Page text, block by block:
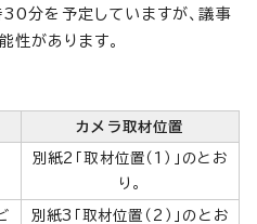
分を予定していますが、議事
性があります。
カメラ取材位置
別紙2「取材位置（1）」のとお
り。
別紙3「取材位置（2）」のとお